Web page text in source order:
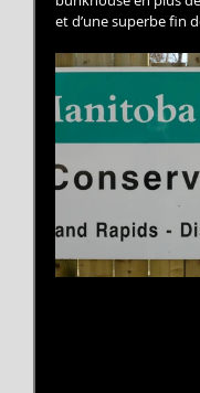
et d’une superbe fin